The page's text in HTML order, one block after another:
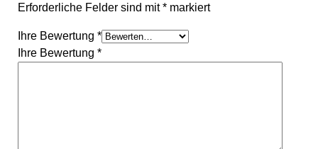
Erforderliche Felder sind mit* markiert
Ihre Bewertung *
Ihre Bewertung *